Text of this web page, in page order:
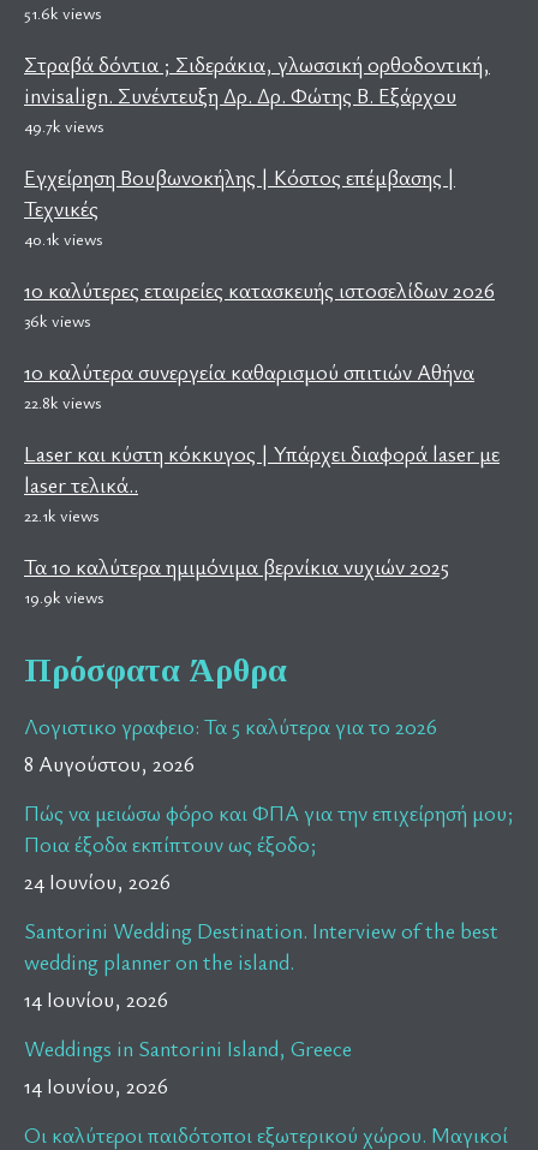
51.6k views
Στραβά δόντια ; Σιδεράκια, γλωσσική ορθοδοντική,
invisalign. Συνέντευξη Δρ. Δρ. Φώτης Β. Εξάρχου
49.7k views
Εγχείρηση Βουβωνοκήλης | Κόστος επέμβασης |
Τεχνικές
40.1k views
10 καλύτερες εταιρείες κατασκευής ιστοσελίδων 2026
36k views
10 καλύτερα συνεργεία καθαρισμού σπιτιών Αθήνα
22.8k views
Laser και κύστη κόκκυγος | Υπάρχει διαφορά laser με
laser τελικά..
22.1k views
Τα 10 καλύτερα ημιμόνιμα βερνίκια νυχιών 2025
19.9k views
Πρόσφατα Άρθρα
Λογιστικο γραφειο: Τα 5 καλύτερα για το 2026
8 Αυγούστου, 2026
Πώς να μειώσω φόρο και ΦΠΑ για την επιχείρησή μου;
Ποια έξοδα εκπίπτουν ως έξοδο;
24 Ιουνίου, 2026
Santorini Wedding Destination. Interview of the best
wedding planner on the island.
14 Ιουνίου, 2026
Weddings in Santorini Island, Greece
14 Ιουνίου, 2026
Οι καλύτεροι παιδότοποι εξωτερικού χώρου. Μαγικοί